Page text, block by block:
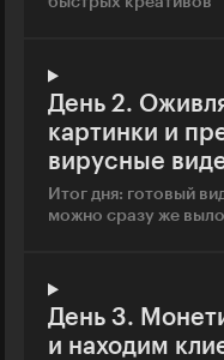
День 2.
картинки и
вирусные
Итог дня: готовый
можно сразу же
День 3.
и находим